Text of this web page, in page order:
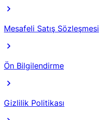
Mesafeli Satış Sözleşmesi
Ön Bilgilendirme
Gizlilik Politikası